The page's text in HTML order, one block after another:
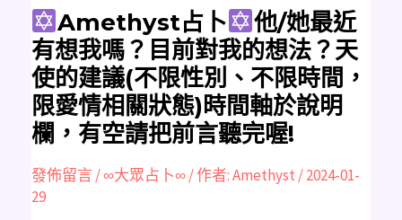
Amethyst占卜
他/她最近
有想我嗎？目前對我的想法？天
使的建議(不限性別、不限時間，
限愛情相關狀態)時間軸於說明
欄，有空請把前言聽完喔!
發佈留言/∞大眾占卜∞/ 作者:Amethyst /2024-01-
29
的
想
法？
天
使
的
建
議
(不
限
性
不
限